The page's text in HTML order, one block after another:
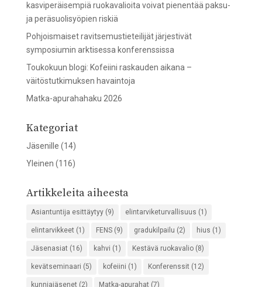
kasviperäisempiä ruokavalioita voivat pienentää paksu-
ja peräsuolisyöpien riskiä
Pohjoismaiset ravitsemustieteilijät järjestivät
symposiumin arktisessa konferenssissa
Toukokuun blogi: Kofeiini raskauden aikana –
väitöstutkimuksen havaintoja
Matka-apurahahaku 2026
Kategoriat
Jäsenille (14)
Yleinen (116)
Artikkeleita aiheesta
Asiantuntija esittäytyy(9) elintarviketurvallisuus (1)
elintarvikkeet (1) FENS(9) gradukilpailu (2) hius (1)
Jäsenasiat (16) kahvi (1) Kestävä ruokavalio(8)
kevätseminaari (5) kofeiini (1) Konferenssit (12)
kunniajäsenet (2) Matka-apurahat (7)